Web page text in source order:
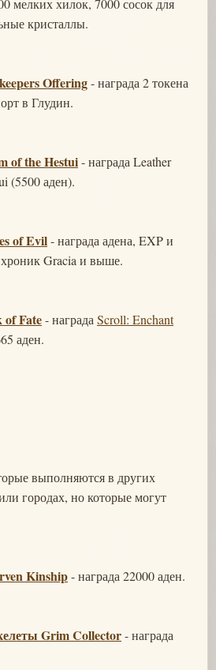
мелких хилок, 7000 сосок для
кристаллы.
Offering- награда 2 токена
в Глудин.
of the Hestui- награда Leather
(5500 аден).
of Evil- награда адена, EXP и
хроник Gracia и выше.
of Fate- награда Scroll: Enchant
аден.
выполняются в других
городах, но которые могут
Kinship- награда 22000 аден.
Grim Collector- награда